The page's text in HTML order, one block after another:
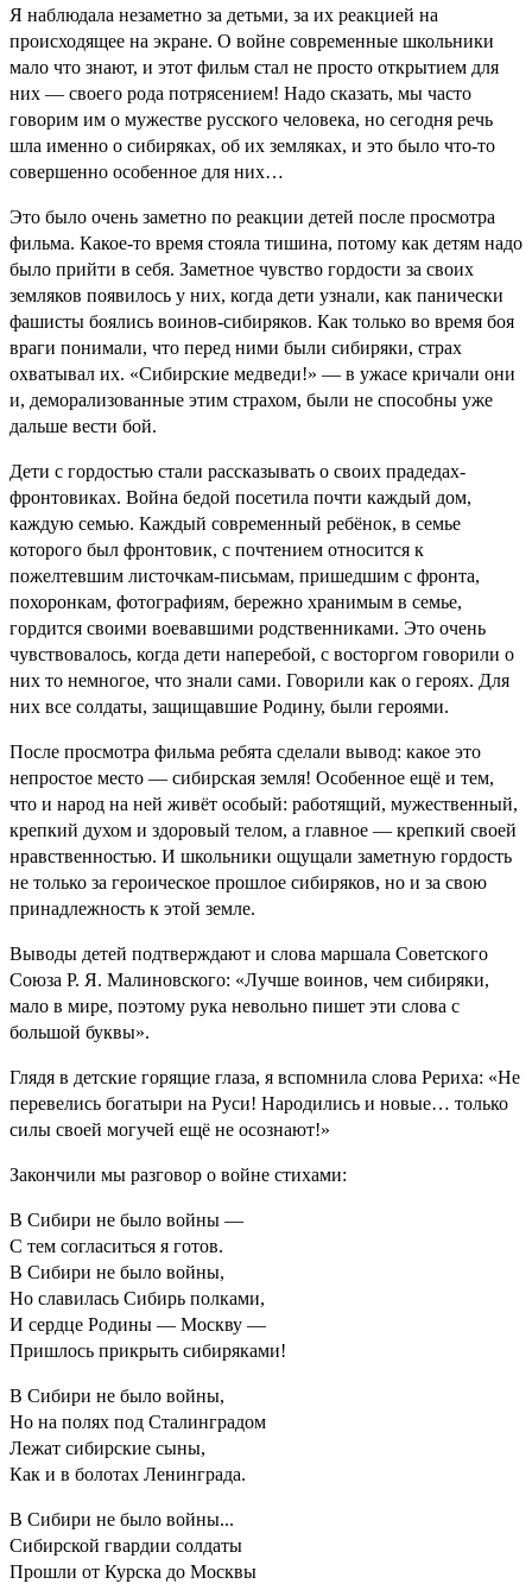
Я наблюдала незаметно за детьми, за их реакцией на
происходящее на экране. О войне современные школьники
мало что знают, и этот фильм стал не просто открытием для
них — своего рода потрясением! Надо сказать, мы часто
говорим им о мужестве русского человека, но сегодня речь
шла именно о сибиряках, об их земляках, и это было что-то
совершенно особенное для них…
Это было очень заметно по реакции детей после просмотра
фильма. Какое-то время стояла тишина, потому как детям надо
было прийти в себя. Заметное чувство гордости за своих
земляков появилось у них, когда дети узнали, как панически
фашисты боялись воинов-сибиряков. Как только во время боя
враги понимали, что перед ними были сибиряки, страх
охватывал их. «Сибирские медведи!» — в ужасе кричали они
и, деморализованные этим страхом, были не способны уже
дальше вести бой.
Дети с гордостью стали рассказывать о своих прадедах-
фронтовиках. Война бедой посетила почти каждый дом,
каждую семью. Каждый современный ребёнок, в семье
которого был фронтовик, с почтением относится к
пожелтевшим листочкам-письмам, пришедшим с фронта,
похоронкам, фотографиям, бережно хранимым в семье,
гордится своими воевавшими родственниками. Это очень
чувствовалось, когда дети наперебой, с восторгом говорили о
них то немногое, что знали сами. Говорили как о героях. Для
них все солдаты, защищавшие Родину, были героями.
После просмотра фильма ребята сделали вывод: какое это
непростое место — сибирская земля! Особенное ещё и тем,
что и народ на ней живёт особый: работящий, мужественный,
крепкий духом и здоровый телом, а главное — крепкий своей
нравственностью. И школьники ощущали заметную гордость
не только за героическое прошлое сибиряков, но и за свою
принадлежность к этой земле.
Выводы детей подтверждают и слова маршала Советского
Союза Р. Я. Малиновского: «Лучше воинов, чем сибиряки,
мало в мире, поэтому рука невольно пишет эти слова с
большой буквы».
Глядя в детские горящие глаза, я вспомнила слова Рериха: «Не
перевелись богатыри на Руси! Народились и новые… только
силы своей могучей ещё не осознают!»
Закончили мы разговор о войне стихами:
В Сибири не было войны —
С тем согласиться я готов.
В Сибири не было войны,
Но славилась Сибирь полками,
И сердце Родины — Москву —
Пришлось прикрыть сибиряками!
В Сибири не было войны,
Но на полях под Сталинградом
Лежат сибирские сыны,
Как и в болотах Ленинграда.
В Сибири не было войны...
Сибирской гвардии солдаты
Прошли от Курска до Москвы